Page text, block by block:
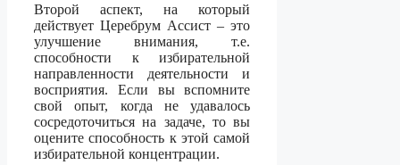
Второй аспект, на который
действует Церебрум Ассист – это
улучшение внимания, т.е.
способности к избирательной
направленности деятельности и
восприятия. Если вы вспомните
свой опыт, когда не удавалось
сосредоточиться на задаче, то вы
оцените способность к этой самой
избирательной концентрации.